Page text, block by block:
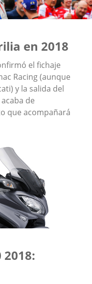
en 2018
el fichaje
Racing (aunque
y la salida del
de
que acompañará